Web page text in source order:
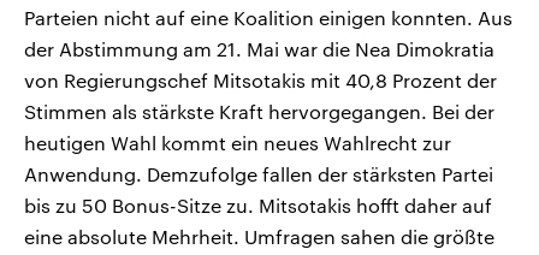
Parteien nicht auf eine Koalition einigen konnten. Aus
der Abstimmung am 21. Mai war die Nea Dimokratia
von Regierungschef Mitsotakis mit 40,8 Prozent der
Stimmen als stärkste Kraft hervorgegangen. Bei der
heutigen Wahl kommt ein neues Wahlrecht zur
Anwendung. Demzufolge fallen der stärksten Partei
bis zu 50 Bonus-Sitze zu. Mitsotakis hofft daher auf
eine absolute Mehrheit. Umfragen sahen die größte